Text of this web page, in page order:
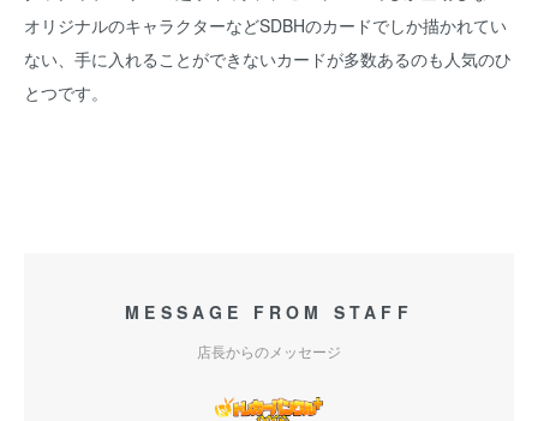
オリジナルのキャラクターなどSDBHのカードでしか描かれてい
ない、手に入れることができないカードが多数あるのも人気のひ
とつです。
MESSAGE FROM STAFF
店長からのメッセージ